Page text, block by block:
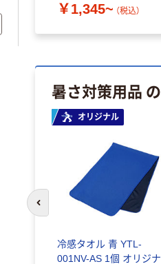
￥1,345~ （税込）
暑さ対策用品
オリジナル
冷感タオル 青 YTL-
001NV-AS 1個 オリジ
前のスライドへ
暑さ対策 塩分チ
ット 塩分プラス
500g 1セット(1
袋×3)
￥3,618 （税込）
カゴへ